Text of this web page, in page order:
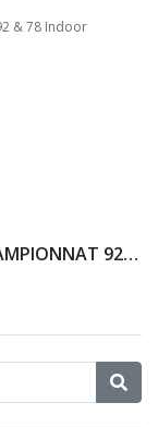
60M – GROUPE B – SERIE 7 – JESF – CHAMPIONNAT 92 & 78 INDOOR 25/11/2017 – EAUBONNE